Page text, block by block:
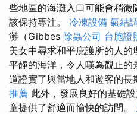
些地區的海灘入口可能會稍
該保持專注。 冷凍設備 氣結
灘（Gibbes 除蟲公司 台胞證
美女中尋求和平庇護所的人的
平靜的海洋，令人嘆為觀止
道證實了與當地人和遊客的長
推薦 此外，發展良好的基礎
童提供了舒適而愉快的訪問。